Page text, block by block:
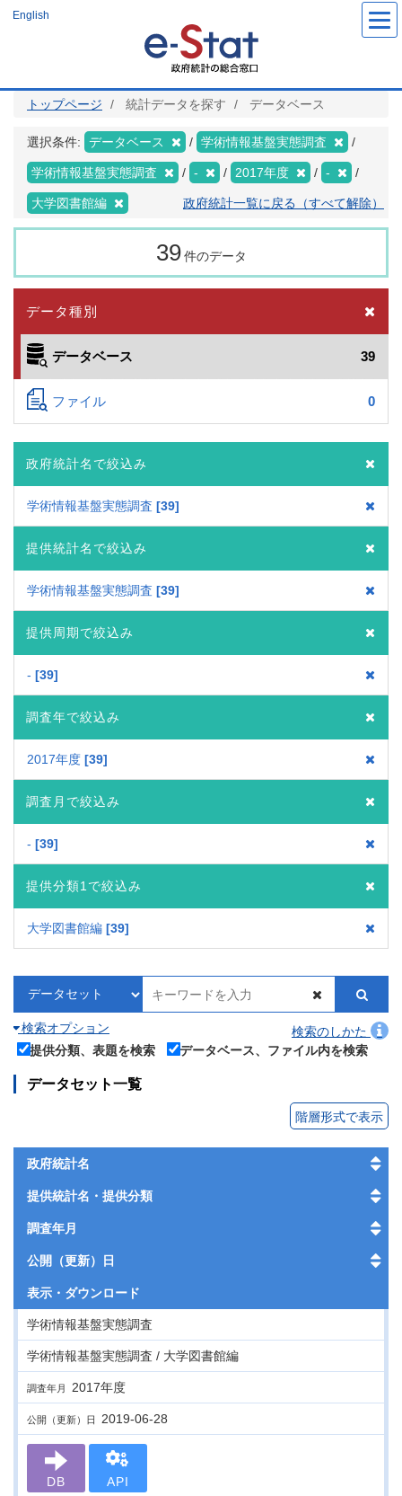
ツ
English
トップページ 統計データを探す データベース
選択条件: データベース 学術情報基盤実態調査
学術情報基盤実態調査 - 2017年度 -
大学図書館編 政府統計一覧に戻る（すべて解除）
39 件のデータ
データ種別
データベース 39
ファイル 0
政府統計名で絞込み
学術情報基盤実態調査 39
提供統計名で絞込み
学術情報基盤実態調査 39
提供周期で絞込み
- 39
調査年で絞込み
2017年度 39
調査月で絞込み
- 39
提供分類1で絞込み
大学図書館編 39
検索オプション
検索のしかた
提供分類、表題を検索
データベース、ファイル内を検索
データセット一覧
階層形式で表示
政府統計名
提供統計名・提供分類
調査年月
公開（更新）日
表示・ ダウンロード
学術情報基盤実態調査
学術情報基盤実態調査 / 大学図書館編
調査年月 2017年度
公開（更新）日 2019-06-28
DB API